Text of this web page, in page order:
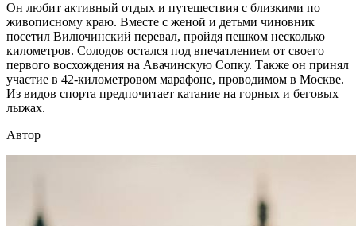
Он любит активный отдых и путешествия с близкими по
живописному краю. Вместе с женой и детьми чиновник
посетил Вилючинский перевал, пройдя пешком несколько
километров. Солодов остался под впечатлением от своего
первого восхождения на Авачинскую Сопку. Также он принял
участие в 42-километровом марафоне, проводимом в Москве.
Из видов спорта предпочитает катание на горных и беговых
лыжах.
Автор